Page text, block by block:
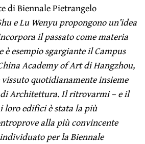
di Biennale Pietrangelo
e Lu Wenyu propongono un’idea
il passato come materia
è esempio sgargiante il Campus
Academy of Art di Hangzhou,
quotidianamente insieme
Architettura. Il ritrovarmi – e il
loro edifici è stata la più
alla più convincente
per la Biennale